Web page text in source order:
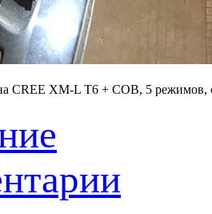
CREE XM-L T6 + COB, 5